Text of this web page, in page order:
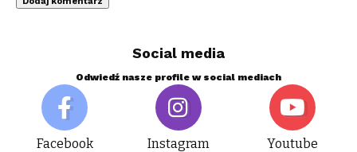
Social media
Odwiedź nasze profile w social mediach
Facebook Instagram Youtube